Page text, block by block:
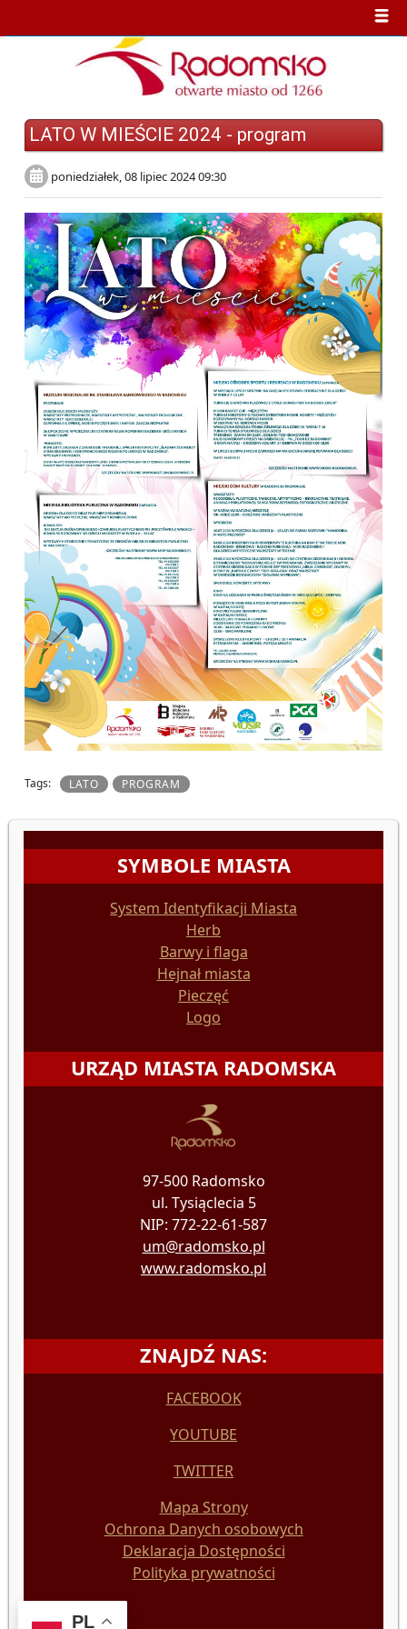
LATO W MIEŚCIE 2024 - program
poniedziałek, 08 lipiec 2024 09:30
Tags: LATO PROGRAM
SYMBOLE MIASTA
System Identyfikacji Miasta
Herb
Barwy i flaga
Hejnał miasta
Pieczęć
Logo
URZĄD MIASTA RADOMSKA
97-500 Radomsko
ul. Tysiąclecia 5
NIP: 772-22-61-587
um@radomsko.pl
www.radomsko.pl
ZNAJDŹ NAS:
FACEBOOK
YOUTUBE
TWITTER
Mapa Strony
Ochrona Danych osobowych
Deklaracja Dostępności
Polityka prywatności
PL